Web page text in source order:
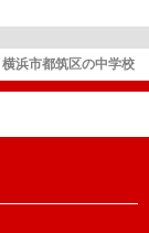
横浜市都筑区の中学校